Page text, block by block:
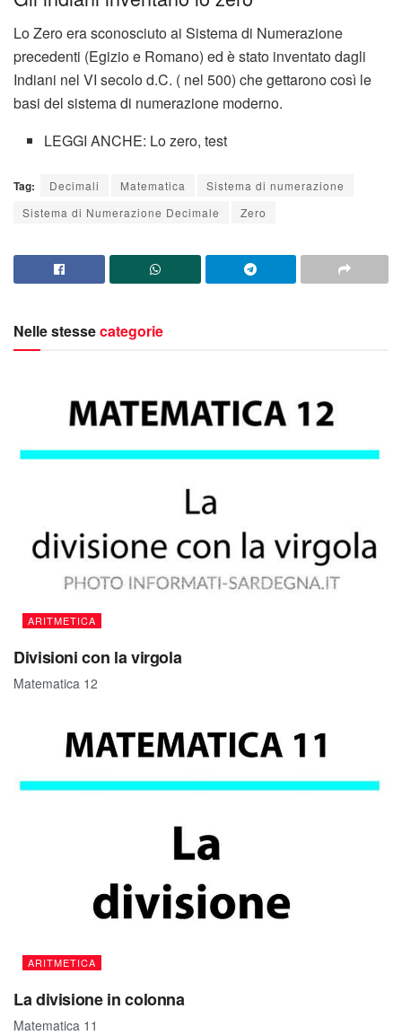
Lo Zero era sconosciuto ai Sistema di Numerazione
precedenti (Egizio e Romano) ed è stato inventato dagli
Indiani nel VI secolo d.C. ( nel 500) che gettarono così le
basi del sistema di numerazione moderno.
LEGGI ANCHE: Lo zero, test
Tag: Decimali Matematica
Sistema di numerazione
Sistema di Numerazione Decimale
Zero
Nelle stessecategorie
ARITMETICA
Divisioni con la virgola
Matematica 12
ARITMETICA
La divisione in colonna
Matematica 11